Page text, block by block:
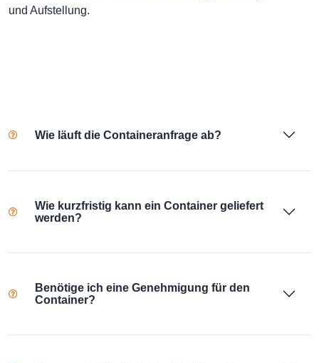
und Aufstellung.
Wie läuft die Containeranfrage ab?
Wie kurzfristig kann ein Container geliefert
werden?
Benötige ich eine Genehmigung für den
Container?